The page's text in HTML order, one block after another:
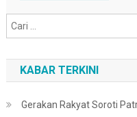
KABAR TERKINI
Gerakan Rakyat Soroti